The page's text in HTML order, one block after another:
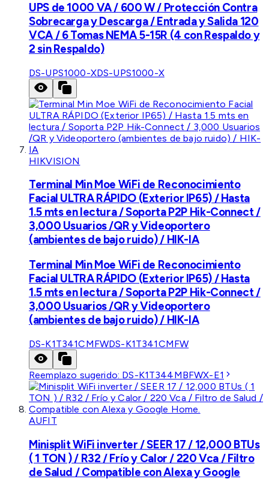
UPS de 1000 VA / 600 W / Protección Contra
Sobrecarga y Descarga / Entrada y Salida 120
VCA / 6 Tomas NEMA 5-15R (4 con Respaldo y
2 sin Respaldo)
DS-UPS1000-XDS-UPS1000-X
HIKVISION
Terminal Min Moe WiFi de Reconocimiento
Facial ULTRA RÁPIDO (Exterior IP65) / Hasta
1.5 mts en lectura / Soporta P2P Hik-Connect /
3,000 Usuarios /QR y Videoportero
(ambientes de bajo ruido) / HIK-IA
Terminal Min Moe WiFi de Reconocimiento
Facial ULTRA RÁPIDO (Exterior IP65) / Hasta
1.5 mts en lectura / Soporta P2P Hik-Connect /
3,000 Usuarios /QR y Videoportero
(ambientes de bajo ruido) / HIK-IA
DS-K1T341CMFWDS-K1T341CMFW
Reemplazo sugerido: DS-K1T344MBFWX-E1
AUFIT
Minisplit WiFi inverter / SEER 17 / 12,000 BTUs
( 1 TON ) / R32 / Frío y Calor / 220 Vca / Filtro
de Salud / Compatible con Alexa y Google